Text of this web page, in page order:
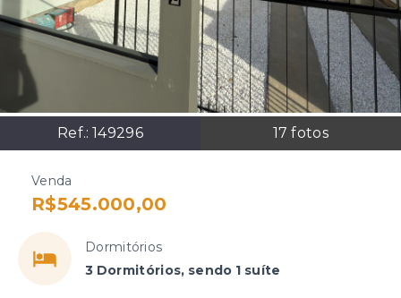
Ref.:149296 17 fotos
Venda
R$545.000,00
Dormitórios
3 Dormitórios, sendo 1 suíte